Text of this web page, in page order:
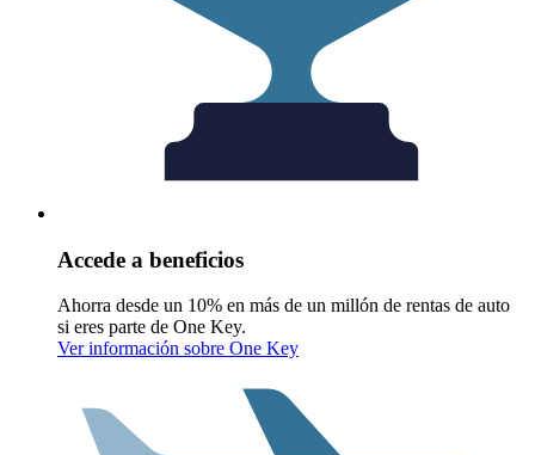
Accede a beneficios
Ahorra desde un 10% en más de un millón de rentas de auto
si eres parte de One Key.
Ver información sobre One Key